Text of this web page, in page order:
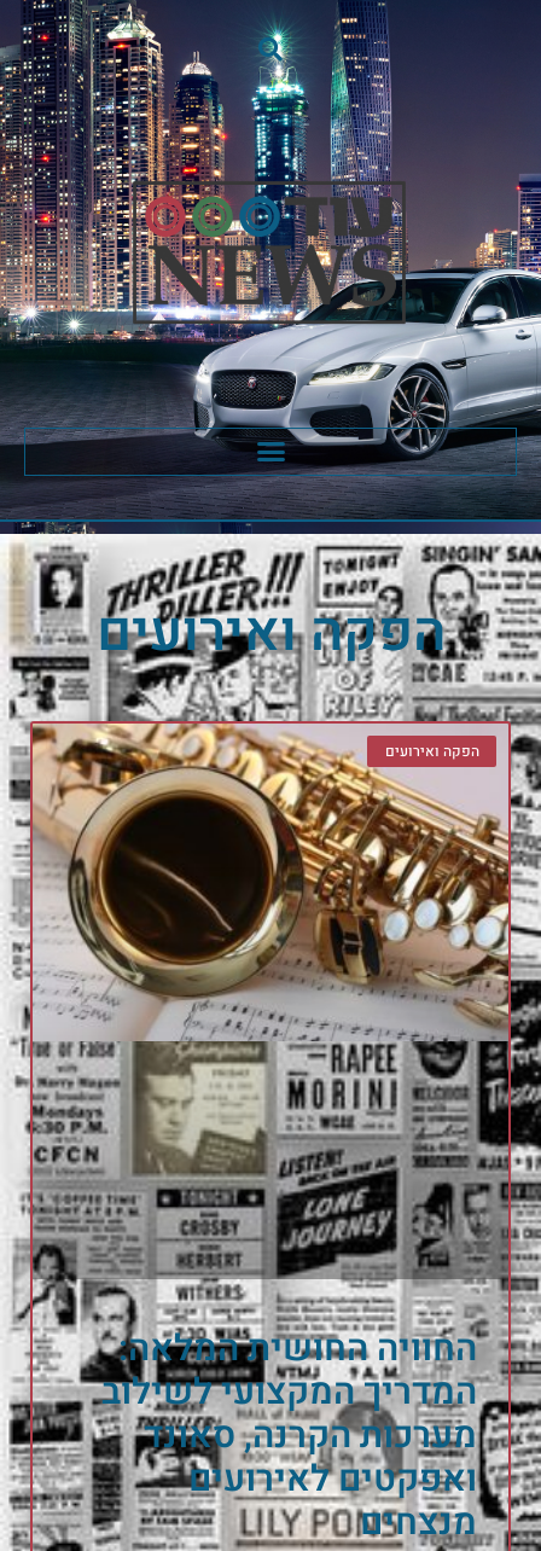
הפקה ואירועים
הפקה ואירועים
החוויה החושית המלאה:
המדריך המקצועי לשילוב
מערכות הקרנה, סאונד
ואפקטים לאירועים
מנצחים